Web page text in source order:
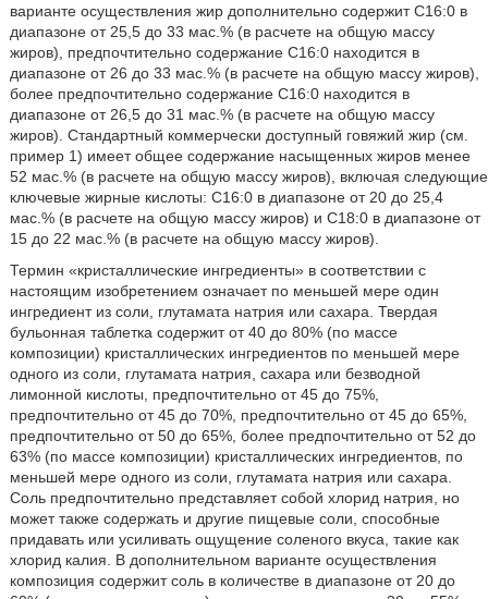
варианте осуществления жир дополнительно содержит C16:0 в
диапазоне от 25,5 до 33 мас.% (в расчете на общую массу
жиров), предпочтительно содержание C16:0 находится в
диапазоне от 26 до 33 мас.% (в расчете на общую массу жиров),
более предпочтительно содержание C16:0 находится в
диапазоне от 26,5 до 31 мас.% (в расчете на общую массу
жиров). Стандартный коммерчески доступный говяжий жир (см.
пример 1) имеет общее содержание насыщенных жиров менее
52 мас.% (в расчете на общую массу жиров), включая следующие
ключевые жирные кислоты: C16:0 в диапазоне от 20 до 25,4
мас.% (в расчете на общую массу жиров) и C18:0 в диапазоне от
15 до 22 мас.% (в расчете на общую массу жиров).
Термин «кристаллические ингредиенты» в соответствии с
настоящим изобретением означает по меньшей мере один
ингредиент из соли, глутамата натрия или сахара. Твердая
бульонная таблетка содержит от 40 до 80% (по массе
композиции) кристаллических ингредиентов по меньшей мере
одного из соли, глутамата натрия, сахара или безводной
лимонной кислоты, предпочтительно от 45 до 75%,
предпочтительно от 45 до 70%, предпочтительно от 45 до 65%,
предпочтительно от 50 до 65%, более предпочтительно от 52 до
63% (по массе композиции) кристаллических ингредиентов, по
меньшей мере одного из соли, глутамата натрия или сахара.
Соль предпочтительно представляет собой хлорид натрия, но
может также содержать и другие пищевые соли, способные
придавать или усиливать ощущение соленого вкуса, такие как
хлорид калия. В дополнительном варианте осуществления
композиция содержит соль в количестве в диапазоне от 20 до